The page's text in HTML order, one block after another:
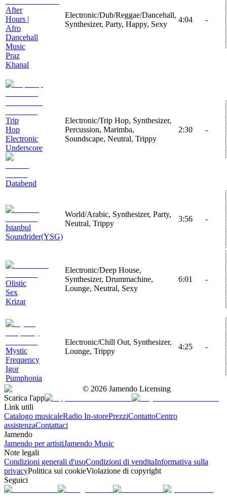
After
Hours |
Afro
Dancehall
Music
Praz
Khanal
Electronic/Dub/Reggae/Dancehall,
Synthesizer, Party, Happy, Sexy
4:04 -
Trip
Hop
Electronic
Underscore
Databend
Electronic/Trip Hop, Synthesizer,
Percussion, Marimba,
Soundscape, Neutral, Trippy
2:30 -
Istanbul
Soundrider(YSG)
World/Arabic, Synthesizer, Party,
Neutral, Trippy
3:56 -
Olistic
Sex
Krizar
Electronic/Deep House,
Synthesizer, Drummachine,
Lounge, Neutral, Sexy
6:01 -
Mystic
Frequency
Igor
Pumphonia
Electronic/Chill Out, Synthesizer,
Lounge, Trippy
4:25 -
© 2026 Jamendo Licensing
Scarica l'app
Link utili
Catalogo musicaleRadio In-storePrezziContattoCentro
assistenzaContattaci
Jamendo
Jamendo per artistiJamendo Music
Note legali
Condizioni generali d'usoCondizioni di venditaInformativa sulla
privacyPolitica sui cookieViolazione di copyright
Seguici